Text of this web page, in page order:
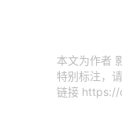
本文为作者
特别标注，
链接 https://